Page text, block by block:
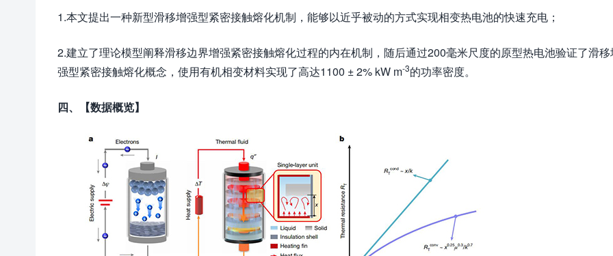
1.本文提出一种新型滑移增强型紧密接触熔化机制，能够以近乎被动的方式实现相变热电池的快速充电；
2.建立了理论模型阐释滑移边界增强紧密接触熔化过程的内在机制，随后通过200毫米尺度的原型热电池验证了滑
强型紧密接触熔化概念，使用有机相变材料实现了高达1100 ± 2% kW m-3的功率密度。
四、 【数据概览】